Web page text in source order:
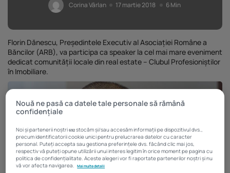
Corina Vârlan 17 martie 2018 6 Min
Florin Dănescu, Președintele Executiv al Asociației Române a
Băncilor (ARB), va participa ca speaker la cel mai mare eveniment
dedicat comunității locale din real estate – Clubul Profesioniștilor
în Imobiliare.
Nouă ne pasă ca datele tale personale să rămână
confidențiale
Noi și partenerii noștri692stocăm și/sau accesăm informații pe dispozitivul dvs.,
precum identificatorii cookie unici pentru prelucrarea datelor cu caracter
personal. Puteți accepta sau gestiona preferințele dvs. făcând clic mai jos,
respectiv vă puteți opune utilizării unui interes legitim în orice moment pe pagina cu
politica de confidențialitate. Aceste alegeri vor fi raportate partenerilor noștri și nu
vă vor afecta navigarea.
Mai multe detalii